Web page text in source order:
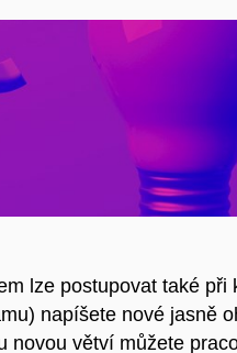
lze postupovat také
napíšete nové jasně
novou větví můžete